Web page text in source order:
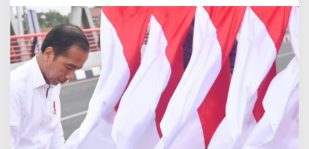
o
k
o
w
i
k
a